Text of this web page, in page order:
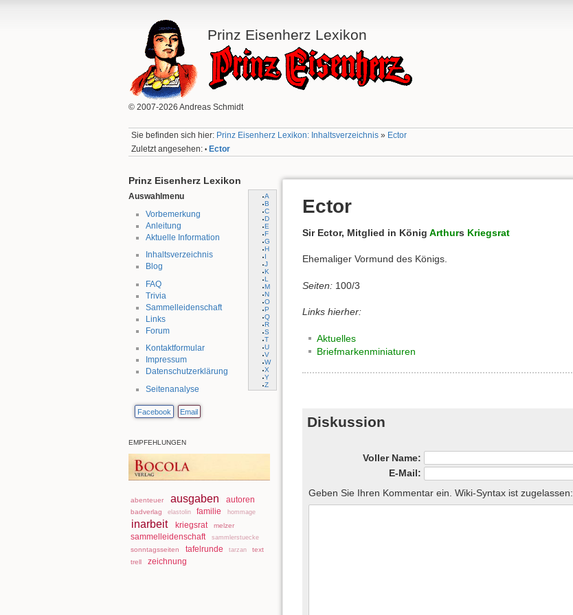
Prinz Eisenherz Lexikon
© 2007-2026 Andreas Schmidt
Sie befinden sich hier: Prinz Eisenherz Lexikon: Inhaltsverzeichnis » Ector
Zuletzt angesehen: • Ector
Prinz Eisenherz Lexikon
Auswahlmenu
A
B
C
D
E
F
G
H
I
J
K
L
M
N
O
P
Q
R
S
T
U
V
W
X
Y
Z
Vorbemerkung
Anleitung
Aktuelle Information
Inhaltsverzeichnis
Blog
FAQ
Trivia
Sammelleidenschaft
Links
Forum
Kontaktformular
Impressum
Datenschutzerklärung
Seitenanalyse
Facebook Email
EMPFEHLUNGEN
abenteuer ausgaben autoren
badverlag elastolin familie hommage
inarbeit kriegsrat melzer
sammelleidenschaft sammlerstuecke
sonntagsseiten tafelrunde tarzan
text
trell
zeichnung
Ector
Sir Ector, Mitglied in König Arthurs Kriegsrat
Ehemaliger Vormund des Königs.
Seiten: 100/3
Links hierher:
Aktuelles
Briefmarkenminiaturen
Diskussion
Voller Name:
E-Mail:
Geben Sie Ihren Kommentar ein. Wiki-Syntax ist zugelassen: